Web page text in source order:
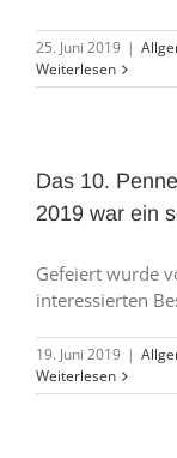
25. Juni 2019 |
Weiterlesen
Das 10.
2019 war ein
Gefeiert wurde
interessierten
19. Juni 2019 |
Weiterlesen